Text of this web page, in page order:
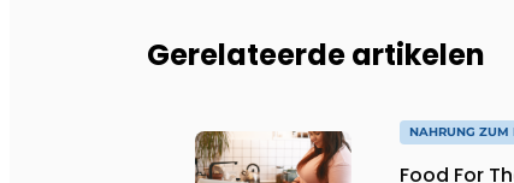
Gerelateerde artikelen
NAHRUNG ZUM
Food For Thought: